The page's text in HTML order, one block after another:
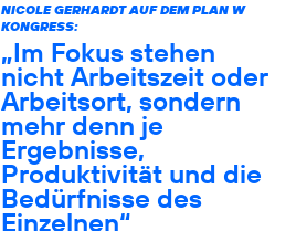
NICOLE GERHARDT AUF DEM PLAN W
KONGRESS:
„Im Fokus stehen
nicht Arbeitszeit oder
Arbeitsort, sondern
mehr denn je
Ergebnisse,
Produktivität und die
Bedürfnisse des
Einzelnen“